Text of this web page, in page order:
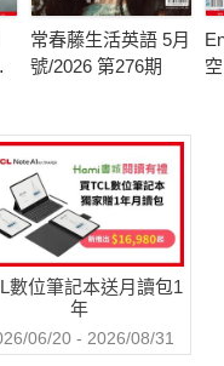
常春藤生活英語 5月
號/2026 第276期
數位筆記本送月讀包1
年
06/20 - 2026/08/31